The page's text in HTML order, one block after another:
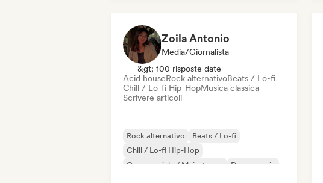
Zoila Antonio
Media/Giornalista
&gt; 100 risposte date
Acid houseRock alternativoBeats / Lo-fi
Chill / Lo-fi Hip-HopMusica classica
Scrivere articoli
Rock alternativo
Beats / Lo-fi
Chill / Lo-fi Hip-Hop
Commerciale / Mainstream
Dance music